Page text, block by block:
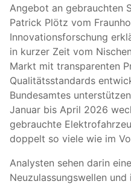
Angebot an gebrauchten
Patrick Plötz vom
Innovationsforschung
in kurzer Zeit vom
Markt mit transparenten
Qualitätsstandards
Bundesamtes
Januar bis April 2026
gebrauchte
doppelt so viele wie im
Analysten sehen darin
Neuzulassungswellen